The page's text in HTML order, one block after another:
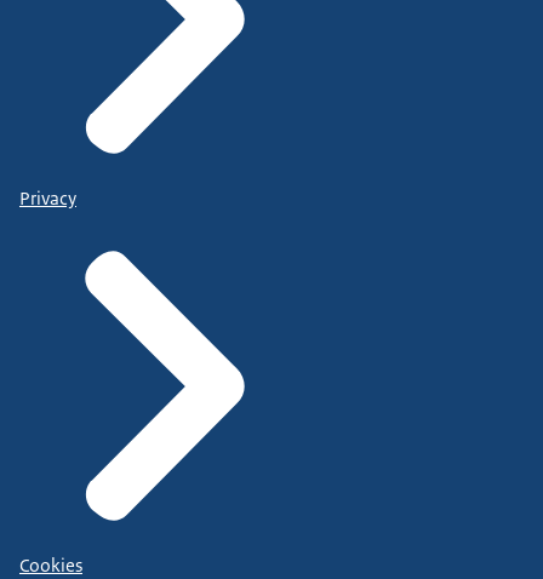
Privacy
Cookies